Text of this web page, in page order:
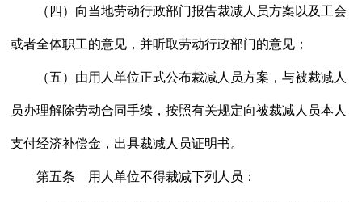
（四）向当地劳动行政部门报告裁减人员方案以及工会
或者全体职工的意见，并听取劳动行政部门的意见；
（五）由用人单位正式公布裁减人员方案，与被裁减人
员办理解除劳动合同手续，按照有关规定向被裁减人员本人
支付经济补偿金，出具裁减人员证明书。
第五条 用人单位不得裁减下列人员：